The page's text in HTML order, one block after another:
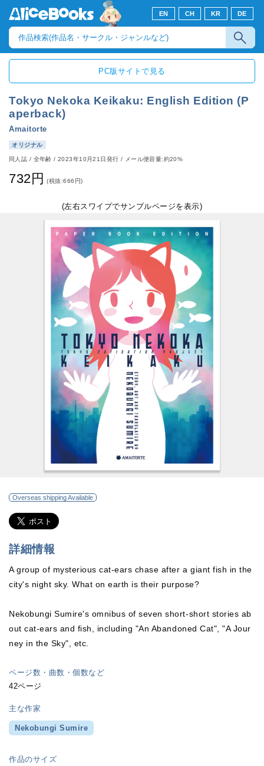
EN CH KR DE
PC版サイトで見る
Tokyo Nekoka Keikaku: English Edition (P
aperback)
Amaitorte
オリジナル
同人誌 / 全年齢/2023年10月21日発行 / メール便容量:約20%
732円 (税抜:666円)
(左右スワイプでサンプルページを表示)
Overseas shipping Available
詳細情報
A group of mysterious cat-ears chase after a giant fish in the
city's night sky. What on earth is their purpose?
Nekobungi Sumire's omnibus of seven short-short stories ab
out cat-ears and fish, including "An Abandoned Cat", "A Jour
ney in the Sky", etc.
ページ数・曲数・個数など
42ページ
主な作家
Nekobungi Sumire
作品のサイズ